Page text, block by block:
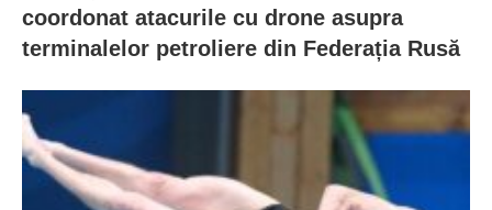
coordonat atacurile cu drone asupra
terminalelor petroliere din Federația Rusă